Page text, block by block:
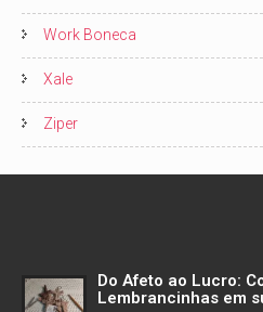
Work Boneca
Xale
Ziper
Do Afeto ao Lucro:
Lembrancinhas em